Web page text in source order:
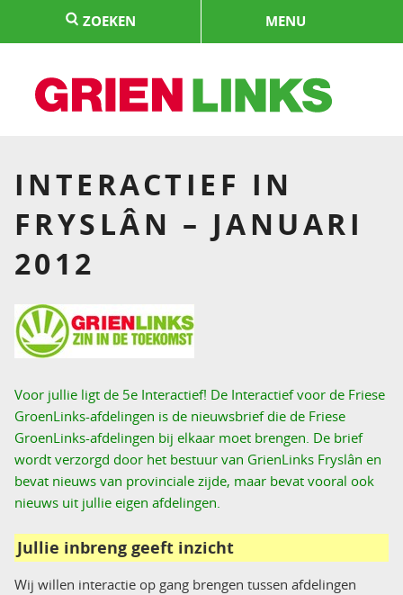
springen
ZOEKEN MENU
INTERACTIEF IN
FRYSLÂN – JANUARI
2012
Voor jullie ligt de 5e Interactief! De Interactief voor de Friese
GroenLinks-afdelingen is de nieuwsbrief die de Friese
GroenLinks-afdelingen bij elkaar moet brengen. De brief
wordt verzorgd door het bestuur van GrienLinks Fryslân en
bevat nieuws van provinciale zijde, maar bevat vooral ook
nieuws uit jullie eigen afdelingen.
Jullie inbreng geeft inzicht
Wij willen interactie op gang brengen tussen afdelingen